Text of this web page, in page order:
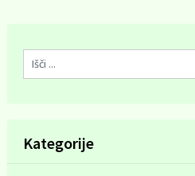
Kategorije